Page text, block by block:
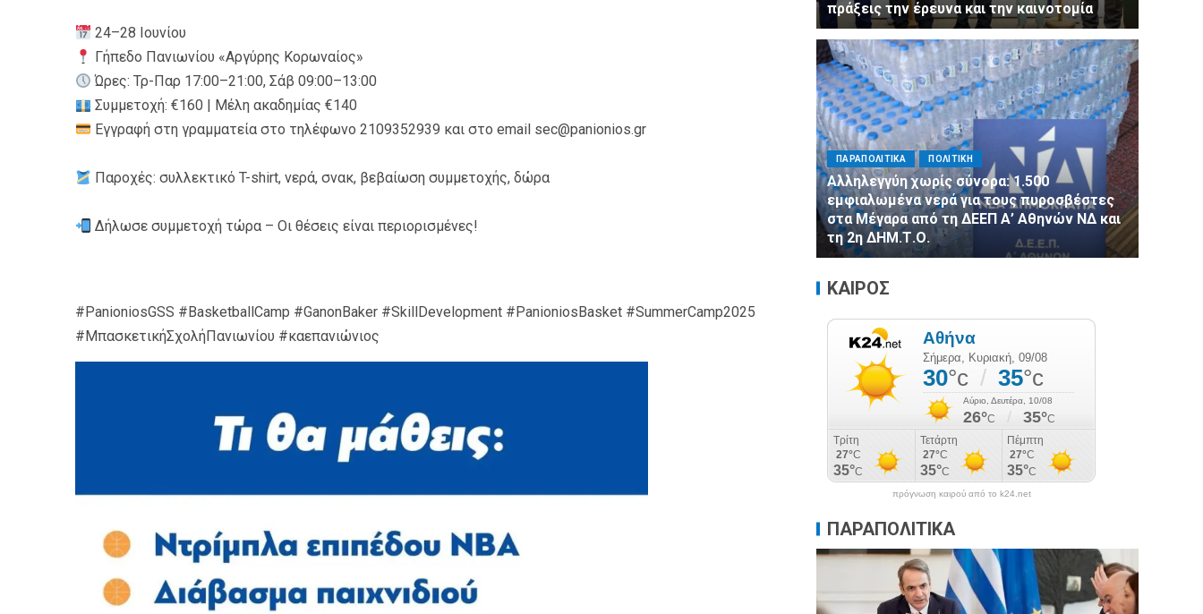
24–28 Ιουνίου
Γήπεδο Πανιωνίου «Αργύρης Κορωναίος»
Ώρες: Τρ-Παρ 17:00–21:00, Σάβ 09:00–13:00
Συμμετοχή: €160 | Μέλη ακαδημίας €140
Εγγραφή στη γραμματεία στο τηλέφωνο 2109352939 και στο email sec@panionios.gr
Παροχές: συλλεκτικό T-shirt, νερά, σνακ, βεβαίωση συμμετοχής, δώρα
Δήλωσε συμμετοχή τώρα – Οι θέσεις είναι περιορισμένες!
#PanioniosGSS #BasketballCamp #GanonBaker #SkillDevelopment #PanioniosBasket #SummerCamp2025
#ΜπασκετικήΣχολήΠανιωνίου #καεπανιώνιος
πράξεις την έρευνα και την καινοτομία
ΠΑΡΑΠΟΛΙΤΙΚΑ ΠΟΛΙΤΙΚΗ
Αλληλεγγύη χωρίς σύνορα: 1.500
εμφιαλωμένα νερά για τους πυροσβέστες
στα Μέγαρα από τη ΔΕΕΠ Α’ Αθηνών ΝΔ και
τη 2η ΔΗΜ.Τ.Ο.
ΚΑΙΡΟΣ
πρόγνωση καιρού από το k24.net
ΠΑΡΑΠΟΛΙΤΙΚΑ